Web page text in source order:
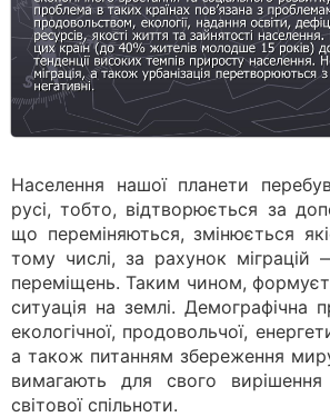
Населення нашої планети
русі, тобто, відтворюється за
що переміняються, змінюється
тому числі, за рахунок міграцій
переміщень. Таким чином,
ситуація на землі. Демографічна
екологічної, продовольчої,
а також питанням збереження
вимагають для свого вирішення
світової спільноти.